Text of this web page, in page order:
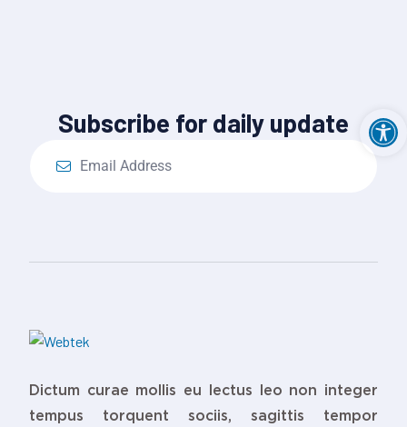
Subscribe for daily update
Dictum curae mollis eu lectus leo non integer
tempus torquent sociis, sagittis tempor